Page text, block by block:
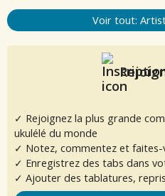
Voir tout:
✓ Rejoignez la plus grande
ukulélé du monde
✓ Notez, commentez et faites-
✓ Enregistrez des tabs dans
✓ Ajouter des tablatures,